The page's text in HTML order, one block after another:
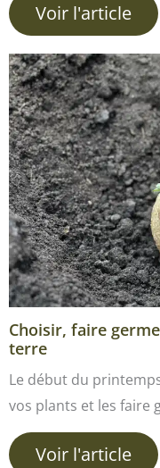
Voir l'article
Choisir, faire
terre
Le début du
vos plants et les faire
Voir l'article